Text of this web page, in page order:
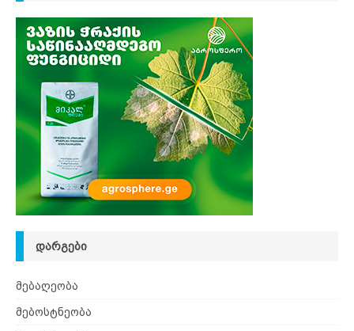
ᲓᲐᲠᲒᲔᲑᲘ
მებაღეობა
მებოსტნეობა